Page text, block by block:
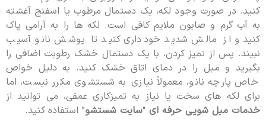
کنید. در صورت وجود لکه، یک دستمال مرطوب یا اسفنج آغشته
به آب گرم و صابون ملایم کافی است. لکه ها را به آرامی پاک
کنید و از مالش شدید خودداری کنید تا پوشش نانو آسیب
نبیند. پس از تمیز کردن، با یک دستمال خشک رطوبت اضافی را
بگیرید و مبل را در دمای اتاق خشک کنید. به دلیل خواص
خاص پارچه نانو، معمولاً نیازی به شستشوی مکرر نیست، اما
برای لکه های سخت یا نیاز به تمیزکاری عمقی، می توانید از
خدمات مبل شویی حرفه ای“ سایت شستشو” استفاده کنید.